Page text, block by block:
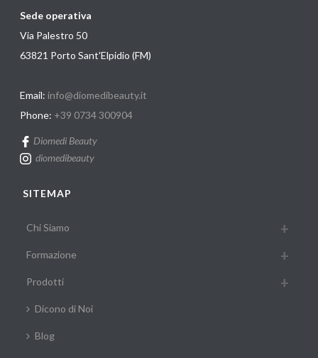
Sede operativa
Via Palestro 50
63821 Porto Sant'Elpidio (FM)
Email: info@diomedibeauty.it
Phone: +39 0734 300904
Diomedi Beauty
diomedibeauty
SITEMAP
Chi Siamo
Formazione
Prodotti
Dicono di Noi
Blog